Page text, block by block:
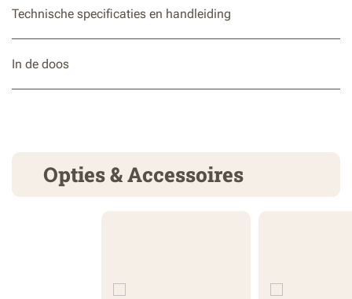
Technische specificaties en handleiding
In de doos
Opties & Accessoires